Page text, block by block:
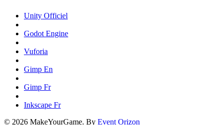
Unity Officiel
Godot Engine
Vuforia
Gimp En
Gimp Fr
Inkscape Fr
© 2026 MakeYourGame. By Event Orizon